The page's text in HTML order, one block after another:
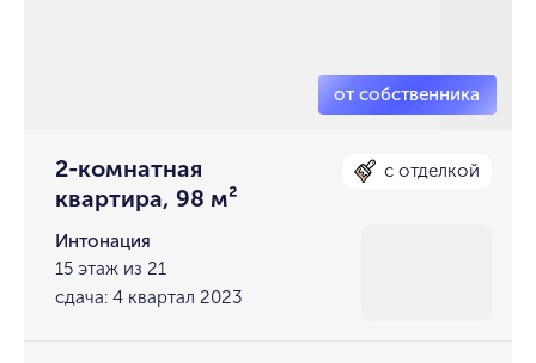
2-комнатная
квартира, 98 м²
с отделкой
Интонация
15 этаж из 21
сдача: 4 квартал 2023